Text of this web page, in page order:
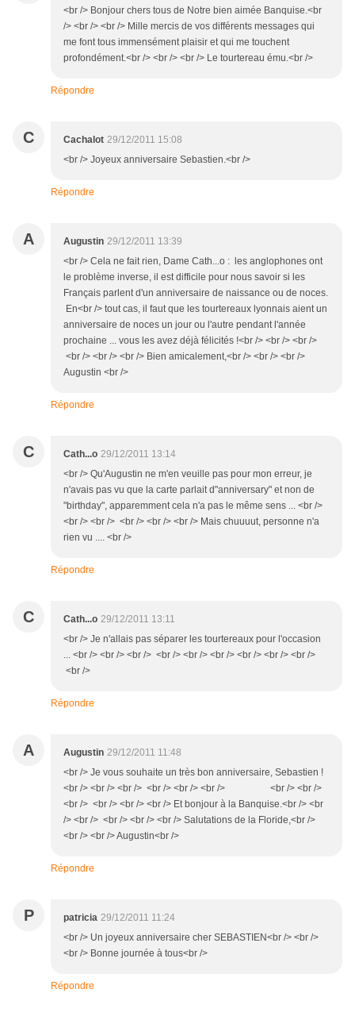
<br /> Bonjour chers tous de Notre bien aimée Banquise.<br
/> <br /> <br /> Mille mercis de vos différents messages qui
me font tous immensément plaisir et qui me touchent
profondément.<br /> <br /> <br /> Le tourtereau ému.<br />
Répondre
C Cachalot 29/12/2011 15:08
<br /> Joyeux anniversaire Sebastien.<br />
Répondre
A Augustin 29/12/2011 13:39
<br /> Cela ne fait rien, Dame Cath...o : les anglophones ont
le problème inverse, il est difficile pour nous savoir si les
Français parlent d'un anniversaire de naissance ou de noces.
En<br /> tout cas, il faut que les tourtereaux lyonnais aient un
anniversaire de noces un jour ou l'autre pendant l'année
prochaine ... vous les avez déjà félicités !<br /> <br /> <br />
<br /> <br /> <br /> Bien amicalement,<br /> <br /> <br />
Augustin <br />
Répondre
C Cath...o 29/12/2011 13:14
<br /> Qu'Augustin ne m'en veuille pas pour mon erreur, je
n'avais pas vu que la carte parlait d"anniversary" et non de
"birthday", apparemment cela n'a pas le même sens ... <br />
<br /> <br /> <br /> <br /> <br /> Mais chuuuut, personne n'a
rien vu .... <br />
Répondre
C Cath...o 29/12/2011 13:11
<br /> Je n'allais pas séparer les tourtereaux pour l'occasion
... <br /> <br /> <br /> <br /> <br /> <br /> <br /> <br /> <br />
<br />
Répondre
A Augustin 29/12/2011 11:48
<br /> Je vous souhaite un très bon anniversaire, Sebastien !
<br /> <br /> <br /> <br /> <br /> <br /> <br /> <br />
<br /> <br /> <br /> <br /> Et bonjour à la Banquise.<br /> <br
/> <br /> <br /> <br /> <br /> Salutations de la Floride,<br />
<br /> <br /> Augustin<br />
Répondre
P patricia 29/12/2011 11:24
<br /> Un joyeux anniversaire cher SEBASTIEN<br /> <br />
<br /> Bonne journée à tous<br />
Répondre